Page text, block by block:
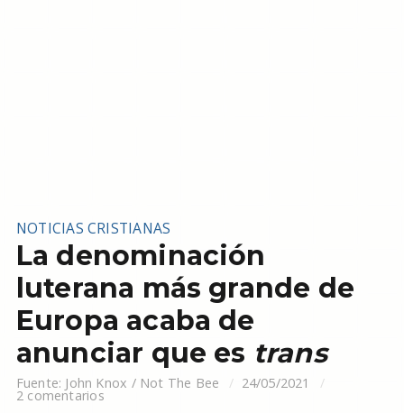
NOTICIAS CRISTIANAS
La denominación
luterana más grande de
Europa acaba de
anunciar que es trans
Fuente: John Knox / Not The Bee 24/05/2021
2 comentarios